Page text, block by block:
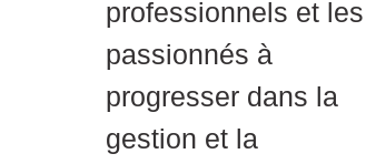
professionnels et les
passionnés à
progresser dans la
gestion et la